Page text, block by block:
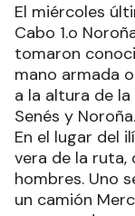
El miércoles
Cabo 1.o
tomaron
mano armada
a la altura de
Senés y Noroña.
En el lugar del
vera de la
hombres. Uno
un camión